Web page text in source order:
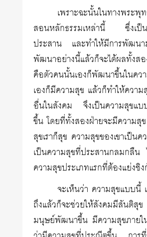
เพราะฉะนั้นในทางพระพุ
สอนหลักธรรมเหล่านี้ ซึ่งเป็น
ประสาน และทำให้มีการพัฒ
พัฒนาอย่างนี้แล้วก็จะได้ผลทั้งสอ
คือตัวคนนั้นเองก็พัฒนาขึ้นในคว
เองก็มีความสุข แล้วก็ทำให้ความ
อื่นในสังคม จึงเป็นความสุขแบ
ขึ้น โดยที่ทั้งสองฝ่ายจะมีความสุข
สุขเราก็สุข ความสุขของเขาเป็นค
เป็นความสุขที่ประสานกลมกลืน
ความสุขประเภทแรกที่ต้องแย่งชิ
จะเห็นว่า ความสุขแบบนี้
ถึงแล้วก็จะช่วยให้สังคมมีสัน
มนุษย์พัฒนาขึ้น มีความสุขภายใ